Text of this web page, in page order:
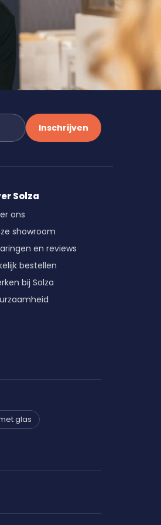
Inschrijven
Solza
ons
showroom
en reviews
bestellen
bij Solza
glas